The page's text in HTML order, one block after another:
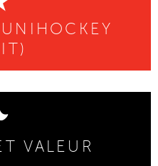
VALEUR